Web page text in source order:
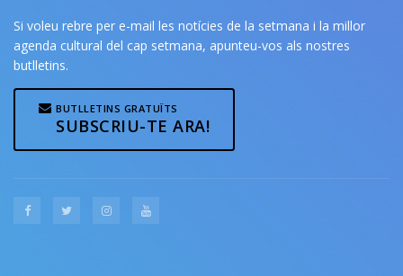
Si voleu rebre per e-mail les notícies de la setmana i la millor
agenda cultural del cap setmana, apunteu-vos als nostres
butlletins.
BUTLLETINS GRATUÏTS
SUBSCRIU-TE ARA!